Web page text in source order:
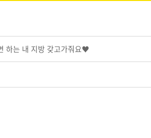
하는 내 지방 갖고가줘요♥